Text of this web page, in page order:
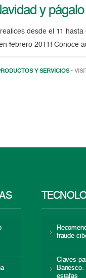
y
realices desde el 11
febrero 2011! Conoce
Y SERVICIOS •
fraude
Claves
Banesco:
estafas